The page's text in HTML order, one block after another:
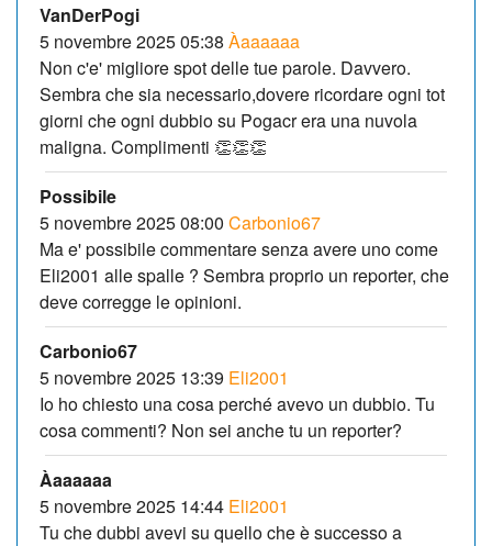
VanDerPogi
5 novembre 2025 05:38 Àaaaaaa
Non c'e' migliore spot delle tue parole. Davvero.
Sembra che sia necessario,dovere ricordare ogni tot
giorni che ogni dubbio su Pogacr era una nuvola
maligna. Complimenti 👏👏👏
Possibile
5 novembre 2025 08:00 Carbonio67
Ma e' possibile commentare senza avere uno come
Eli2001 alle spalle ? Sembra proprio un reporter, che
deve corregge le opinioni.
Carbonio67
5 novembre 2025 13:39 Eli2001
Io ho chiesto una cosa perché avevo un dubbio. Tu
cosa commenti? Non sei anche tu un reporter?
Àaaaaaa
5 novembre 2025 14:44 Eli2001
Tu che dubbi avevi su quello che è successo a